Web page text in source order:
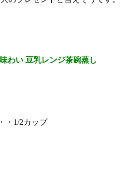
わい 豆乳レンジ茶碗蒸し
・1/2カップ